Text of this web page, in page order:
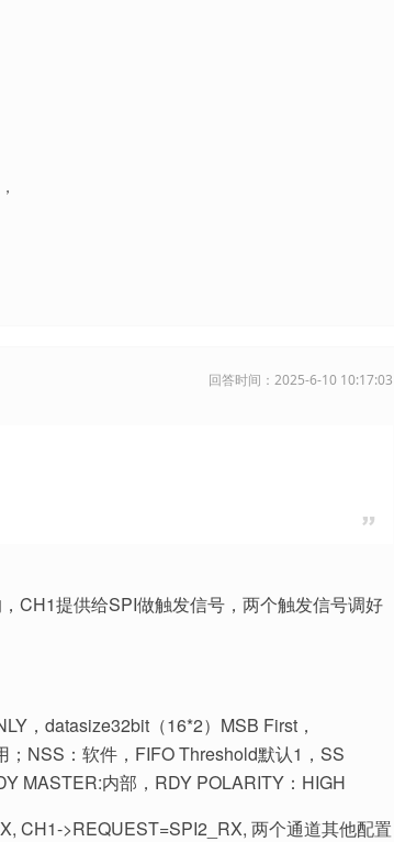
回答时间：2025-6-10 10:17:03
CH1提供给SPI做触发信号，两个触发信号调好
，datasize32bit（16*2）MSB First，
NSS：软件，FIFO Threshold默认1，SS
MASTER:内部，RDY POLARITY：HIGH
CH1->REQUEST=SPI2_RX, 两个通道其他配置